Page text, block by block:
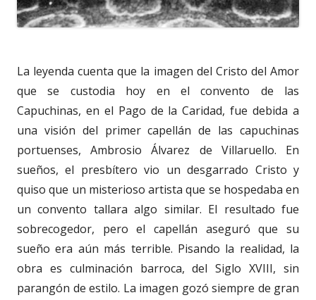
La leyenda cuenta que la imagen del Cristo del Amor
que se custodia hoy en el convento de las
Capuchinas, en el Pago de la Caridad, fue debida a
una visión del primer capellán de las capuchinas
portuenses, Ambrosio Álvarez de Villaruello. En
sueños, el presbítero vio un desgarrado Cristo y
quiso que un misterioso artista que se hospedaba en
un convento tallara algo similar. El resultado fue
sobrecogedor, pero el capellán aseguró que su
sueño era aún más terrible. Pisando la realidad, la
obra es culminación barroca, del Siglo XVIII, sin
parangón de estilo. La imagen gozó siempre de gran